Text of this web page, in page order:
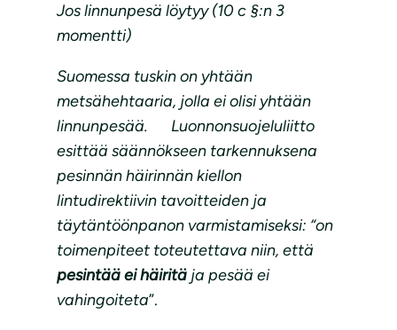
Jos linnunpesä löytyy (10 c §:n 3
momentti)
Suomessa tuskin on yhtään
metsähehtaaria, jolla ei olisi yhtään
linnunpesää. Luonnonsuojeluliitto
esittää säännökseen tarkennuksena
pesinnän häirinnän kiellon
lintudirektiivin tavoitteiden ja
täytäntöönpanon varmistamiseksi: “on
toimenpiteet toteutettava niin, että
pesintää ei häiritä ja pesää ei
vahingoiteta”.